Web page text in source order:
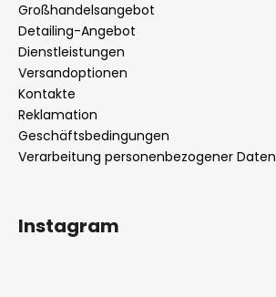
Großhandelsangebot
Detailing-Angebot
Dienstleistungen
Versandoptionen
Kontakte
Reklamation
Geschäftsbedingungen
Verarbeitung personenbezogener Daten
Instagram